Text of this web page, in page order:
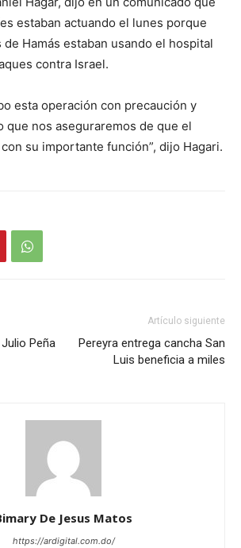
estaban actuando el lunes porque
Hamás estaban usando el hospital
contra Israel.
esta operación con precaución y
que nos aseguraremos de que el
su importante función”, dijo Hagari.
Peña
Artículo siguiente
Pereyra entrega cancha San
Luis beneficia a miles
De Jesus Matos
https://ardigital.com.do/